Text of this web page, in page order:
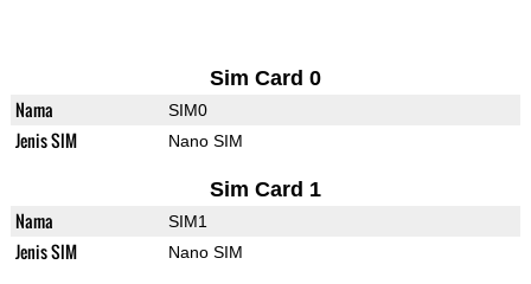
Sim Card 0
Nama SIM0
Jenis SIM Nano SIM
Sim Card 1
Nama SIM1
Jenis SIM Nano SIM